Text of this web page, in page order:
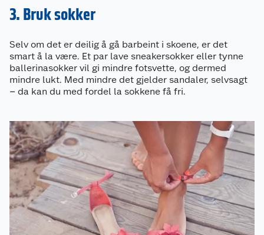
3. Bruk sokker
Selv om det er deilig å gå barbeint i skoene, er det
smart å la være. Et par lave sneakersokker eller tynne
ballerinasokker vil gi mindre fotsvette, og dermed
mindre lukt. Med mindre det gjelder sandaler, selvsagt
– da kan du med fordel la sokkene få fri.